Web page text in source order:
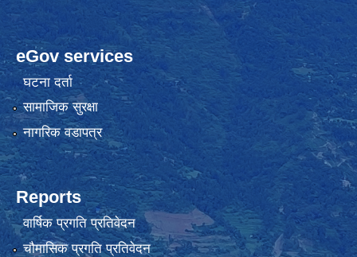
eGov services
घटना दर्ता
सामाजिक सुरक्षा
नागरिक वडापत्र
Reports
वार्षिक प्रगति प्रतिवेदन
चौमासिक प्रगति प्रतिवेदन